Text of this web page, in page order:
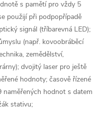
s pamětí pro vždy 5
použijí při podpopřípadě
signál (tříbarevná LED);
(např. kovoobráběcí
zemědělství,
dvojitý laser pro ještě
hodnoty; časově řízené
naměřených hodnot s datem
stativu;